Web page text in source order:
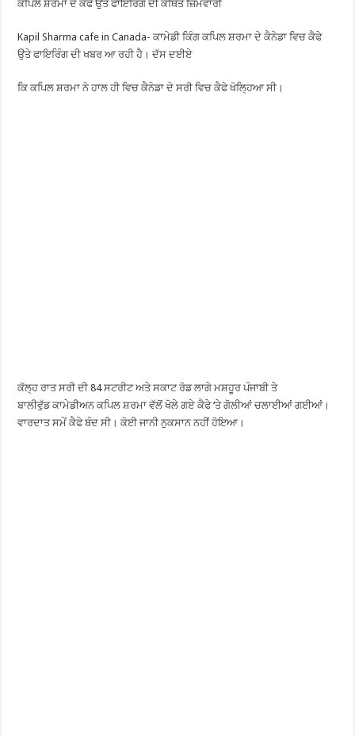
ਕਪਿਲ ਸ਼ਰਮਾ ਦੇ ਕੈਫੇ ਉਤੇ ਫਾਇਰਿੰਗ ਦੀ ਕਥਿਤ ਜ਼ਿੰਮੇਵਾਰੀ
Kapil Sharma cafe in Canada- ਕਾਮੇਡੀ ਕਿੰਗ ਕਪਿਲ ਸ਼ਰਮਾ ਦੇ ਕੈਨੇਡਾ ਵਿਚ ਕੈਫੇ
ਉਤੇ ਫਾਇਰਿੰਗ ਦੀ ਖਬਰ ਆ ਰਹੀ ਹੈ। ਦੱਸ ਦਈਏ
ਕਿ ਕਪਿਲ ਸ਼ਰਮਾ ਨੇ ਹਾਲ ਹੀ ਵਿਚ ਕੈਨੇਡਾ ਦੇ ਸਰੀ ਵਿਚ ਕੈਫੇ ਖੋਲ੍ਹਿਆ ਸੀ।
ਕੱਲ੍ਹ ਰਾਤ ਸਰੀ ਦੀ 84 ਸਟਰੀਟ ਅਤੇ ਸਕਾਟ ਰੋਡ ਲਾਗੇ ਮਸ਼ਹੂਰ ਪੰਜਾਬੀ ਤੇ
ਬਾਲੀਵੁੱਡ ਕਾਮੇਡੀਅਨ ਕਪਿਲ ਸ਼ਰਮਾ ਵੱਲੋਂ ਖੋਲੇ ਗਏ ਕੈਫੇ ‘ਤੇ ਗੋਲੀਆਂ ਚਲਾਈਆਂ ਗਈਆਂ।
ਵਾਰਦਾਤ ਸਮੇਂ ਕੈਫੇ ਬੰਦ ਸੀ। ਕੋਈ ਜਾਨੀ ਨੁਕਸਾਨ ਨਹੀਂ ਹੋਇਆ।